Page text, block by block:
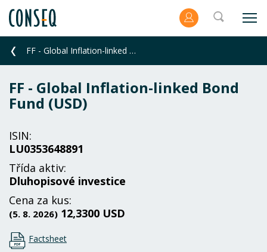
FF - Global Inflation-linked Bond Fund (USD)
FF - Global Inflation-linked Bond
Fund (USD)
ISIN:
LU0353648891
Třída aktiv:
Dluhopisové investice
Cena za kus:
(5. 8. 2026) 12,3300 USD
Factsheet